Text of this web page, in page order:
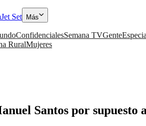
Jet Set Más
ConfidencialesSemana TVGente
RuralMujeres
Santos por